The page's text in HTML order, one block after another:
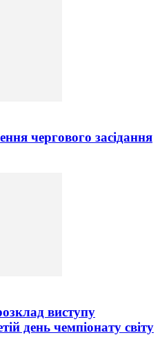
чергового засідання
виступу
день чемпіонату світу